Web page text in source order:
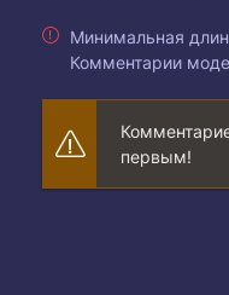
Минимальная
Комментарии
первым!